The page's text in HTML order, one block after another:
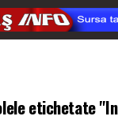
etichetate